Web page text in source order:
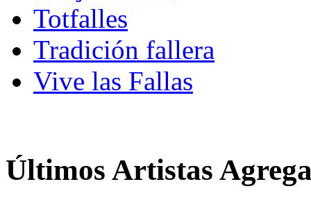
Totfalles
Tradición fallera
Vive las Fallas
Últimos Artistas